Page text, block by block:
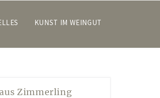
KUNST IM WEINGUT
Zimmerling